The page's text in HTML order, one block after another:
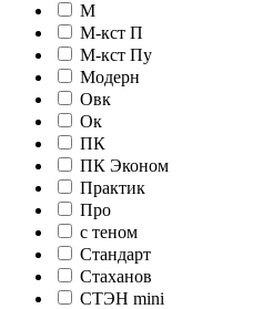
М
М-кст П
М-кст Пу
Модерн
Овк
Ок
ПК
ПК Эконом
Практик
Про
с теном
Стандарт
Стаханов
СТЭН mini